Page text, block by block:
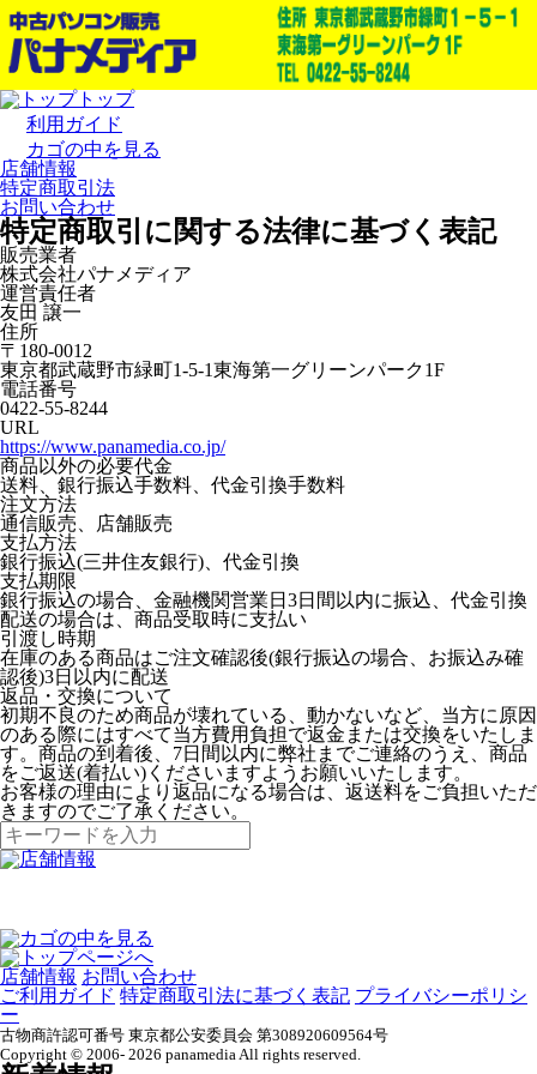
トップ
利用ガイド
カゴの中を見る
店舗情報
特定商取引法
お問い合わせ
特定商取引に関する法律に基づく表記
販売業者
株式会社パナメディア
運営責任者
友田 譲一
住所
〒180-0012
東京都武蔵野市緑町1-5-1東海第一グリーンパーク1F
電話番号
0422-55-8244
URL
https://www.panamedia.co.jp/
商品以外の必要代金
送料、銀行振込手数料、代金引換手数料
注文方法
通信販売、店舗販売
支払方法
銀行振込(三井住友銀行)、代金引換
支払期限
銀行振込の場合、金融機関営業日3日間以内に振込、代金引換
配送の場合は、商品受取時に支払い
引渡し時期
在庫のある商品はご注文確認後(銀行振込の場合、お振込み確
認後)3日以内に配送
返品・交換について
初期不良のため商品が壊れている、動かないなど、当方に原因
のある際にはすべて当方費用負担で返金または交換をいたしま
す。商品の到着後、7日間以内に弊社までご連絡のうえ、商品
をご返送(着払い)くださいますようお願いいたします。
お客様の理由により返品になる場合は、返送料をご負担いただ
きますのでご了承ください。
店舗情報 お問い合わせ
ご利用ガイド 特定商取引法に基づく表記 プライバシーポリシ
ー
古物商許認可番号 東京都公安委員会 第308920609564号
Copyright © 2006- 2026 panamedia All rights reserved.